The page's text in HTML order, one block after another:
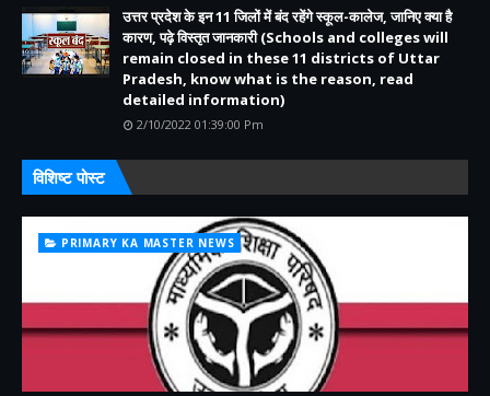
उत्तर प्रदेश के इन 11 जिलों में बंद रहेंगे स्कूल-कालेज, जानिए क्या है
कारण, पढ़े विस्तृत जानकारी (Schools and colleges will
remain closed in these 11 districts of Uttar
Pradesh, know what is the reason, read
detailed information)
2/10/2022 01:39:00 Pm
विशिष्ट पोस्ट
PRIMARY KA MASTER NEWS